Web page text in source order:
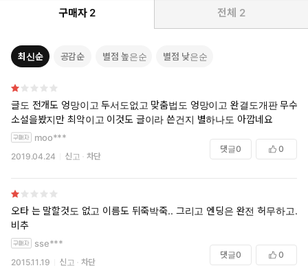
구매자 2 전체 2
최신순 공감순 별점 높은순 별점 낮은순
글도 전개도 엉망이고 두서도없고 맞춤법도 엉망이고 완결도개판 무수한
소설을봤지만 최악이고 이것도 글이라 쓴건지 별하나도 아깝네요
moo***
2019.04.24 신고 차단
댓글0 0
오타 는 말할것도 없고 이름도 뒤죽박죽.. 그리고 엔딩은 완전 허무하고..
비추
sse***
2015.11.19 신고 차단
댓글0 0